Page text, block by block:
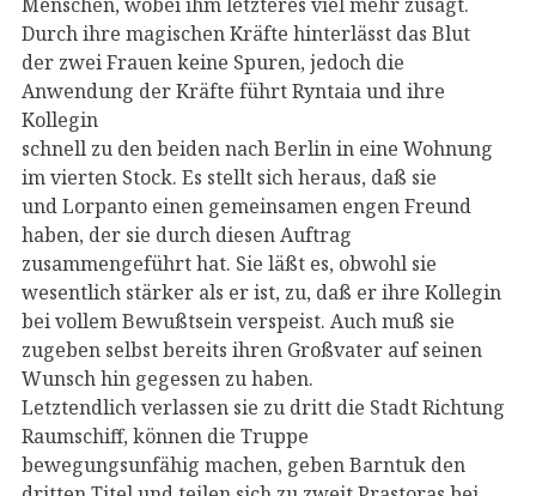
Durch ihre magischen Kräfte hinterlässt das Blut
der zwei Frauen keine Spuren, jedoch die
Anwendung der Kräfte führt Ryntaia und ihre
Kollegin
schnell zu den beiden nach Berlin in eine Wohnung
im vierten Stock. Es stellt sich heraus, daß sie
und Lorpanto einen gemeinsamen engen Freund
haben, der sie durch diesen Auftrag
zusammengeführt hat. Sie läßt es, obwohl sie
wesentlich stärker als er ist, zu, daß er ihre Kollegin
bei vollem Bewußtsein verspeist. Auch muß sie
zugeben selbst bereits ihren Großvater auf seinen
Wunsch hin gegessen zu haben.
Letztendlich verlassen sie zu dritt die Stadt Richtung
Raumschiff, können die Truppe
bewegungsunfähig machen, geben Barntuk den